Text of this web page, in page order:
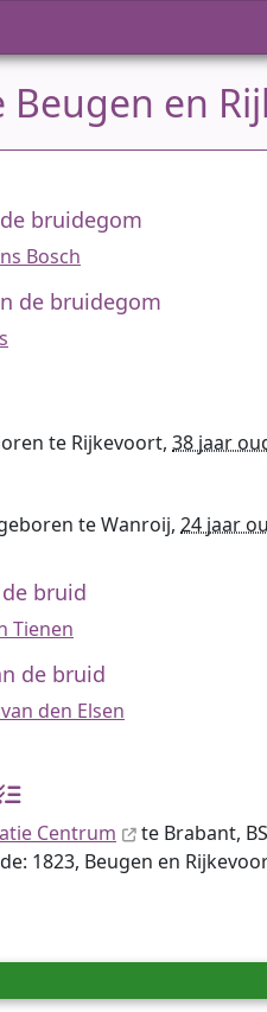
en
bruidegom
Bosch
de bruidegom
te Rijkevoort, 38 jaar
te Wanroij, 24 jaar
bruid
Tienen
de bruid
den Elsen
Centrum
te Brabant,
1823, Beugen en